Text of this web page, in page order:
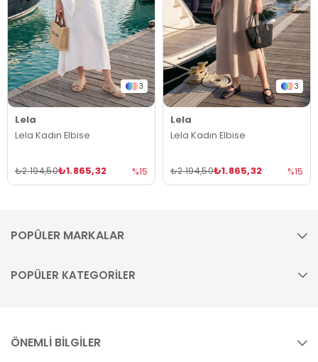
3
Lela
Lela Kadın Elbise
₺1.865,32
₺2.194,50 %15
3
Lela
Lela Kadın Elbise
₺1.865,32
₺2.194,50 %15
POPÜLER MARKALAR
POPÜLER KATEGORİLER
ÖNEMLİ BİLGİLER